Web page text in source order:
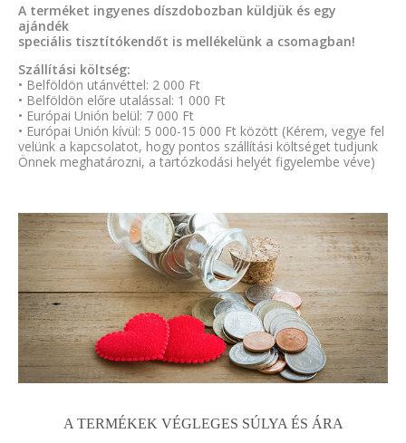
A terméket ingyenes díszdobozban küldjük és egy
ajándék
speciális tisztítókendőt is mellékelünk a csomagban!
Szállítási költség:
• Belföldön utánvéttel: 2 000 Ft
• Belföldön előre utalással: 1 000 Ft
• Európai Unión belül: 7 000 Ft
• Európai Unión kívül: 5 000-15 000 Ft között (Kérem, vegye fel
velünk a kapcsolatot, hogy pontos szállítási költséget tudjunk
Önnek meghatározni, a tartózkodási helyét figyelembe véve)
A TERMÉKEK VÉGLEGES SÚLYA ÉS ÁRA